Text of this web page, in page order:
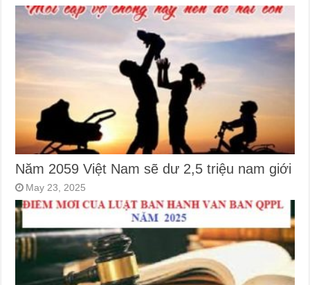
Năm 2059 Việt Nam sẽ dư 2,5 triệu nam giới
May 23, 2025